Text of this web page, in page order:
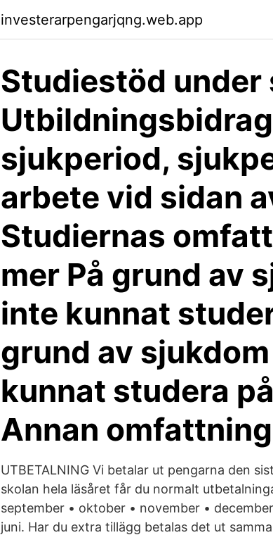
investerarpengarjqng.web.app
Studiestöd
sjukperiod,
arbete vid sidan
Studiernas
mer På grund av
inte kunnat
grund av
kunnat studera
Annan omfattning
UTBETALNING Vi betalar ut pengarna den
skolan hela läsåret får du normalt
september • oktober • november •
juni. Har du extra tillägg betalas det ut samma